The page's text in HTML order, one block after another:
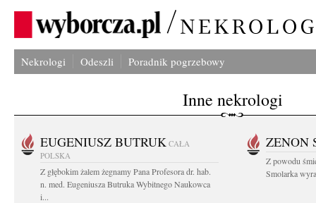
Nekrologi Odeszli Poradnik pogrzebowy
Inne nekrologi
EUGENIUSZ BUTRUK CAŁA
POLSKA
Z głębokim żalem żegnamy Pana Profesora dr. hab.
n. med. Eugeniusza Butruka Wybitnego Naukowca
i...
ZENON
Z powodu
Smolarka